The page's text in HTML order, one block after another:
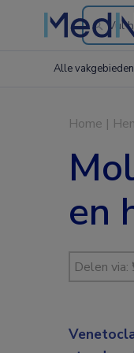
Search
the
Alle vakgebieden
Home |
en
Delen via: